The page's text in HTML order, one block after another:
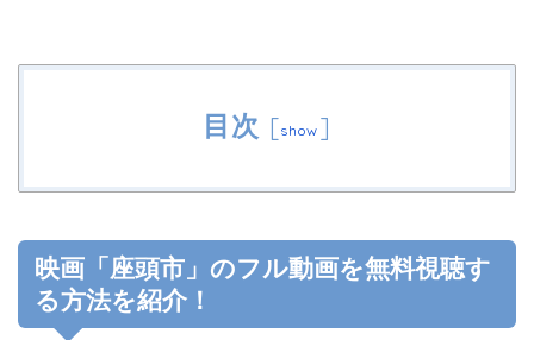
目次 [show ]
映画「座頭市」のフル動画を無料視聴す
る方法を紹介！